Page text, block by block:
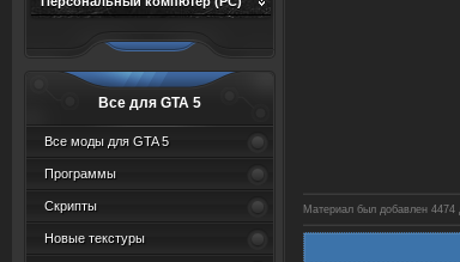
Все для GTA 5
Все моды для GTA 5
Программы
Скрипты
Новые текстуры
Материал был добавлен 4474